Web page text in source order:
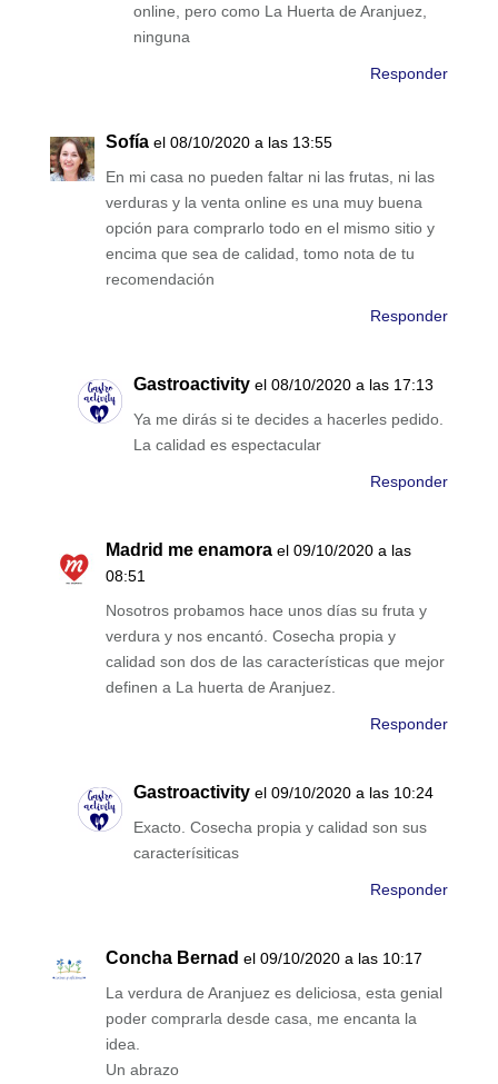
online, pero como La Huerta de Aranjuez,
ninguna
Responder
Sofía el 08/10/2020 a las 13:55
En mi casa no pueden faltar ni las frutas, ni las
verduras y la venta online es una muy buena
opción para comprarlo todo en el mismo sitio y
encima que sea de calidad, tomo nota de tu
recomendación
Responder
Gastroactivity el 08/10/2020 a las 17:13
Ya me dirás si te decides a hacerles pedido.
La calidad es espectacular
Responder
Madrid me enamora el 09/10/2020 a las
08:51
Nosotros probamos hace unos días su fruta y
verdura y nos encantó. Cosecha propia y
calidad son dos de las características que mejor
definen a La huerta de Aranjuez.
Responder
Gastroactivity el 09/10/2020 a las 10:24
Exacto. Cosecha propia y calidad son sus
caracterísiticas
Responder
Concha Bernad el 09/10/2020 a las 10:17
La verdura de Aranjuez es deliciosa, esta genial
poder comprarla desde casa, me encanta la
idea.
Un abrazo